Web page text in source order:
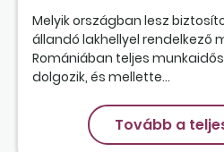
Melyik országban lesz
állandó lakhellyel rendelkező
Romániában teljes
dolgozik, és mellette...
Tovább a